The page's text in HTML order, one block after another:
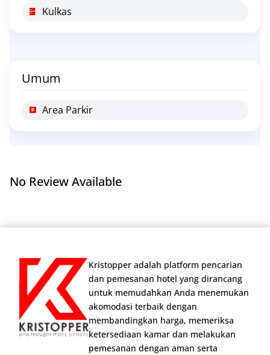
Kulkas
Umum
Area Parkir
No Review Available
Kristopper adalah platform pencarian
dan pemesanan hotel yang dirancang
untuk memudahkan Anda menemukan
akomodasi terbaik dengan
membandingkan harga, memeriksa
ketersediaan kamar dan melakukan
pemesanan dengan aman serta